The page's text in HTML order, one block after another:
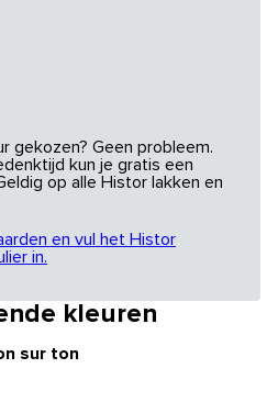
gekozen? Geen probleem.
kun je gratis een
op alle Histor lakken en
en vul het Histor
in.
kleuren
sur ton